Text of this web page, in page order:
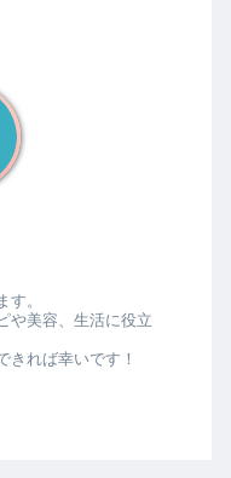
す。
や美容、生活に役立
きれば幸いです！